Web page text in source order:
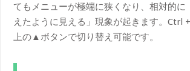
てもメニューが極端に狭くなり、相対的に
えたように見える」現象が起きます。Ctrl
上の▲ボタンで切り替え可能です。